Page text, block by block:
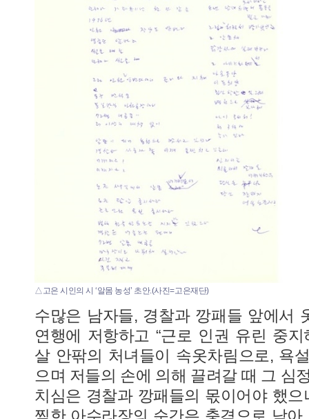
△고은 시인의 시 ‘알몸 농성’ 초안.(사진=고은재단)
수많은 남자들, 경찰과 깡패들 앞에서
연행에 저항하고 “근로 인권 유린 중
살 안팎의 처녀들이 속옷차림으로, 욕
으며 저들의 손에 의해 끌려갈 때 그 심
치심은 경찰과 깡패들의 몫이어야 했